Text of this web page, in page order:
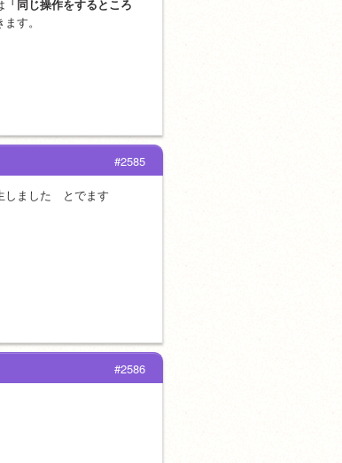
「同じ操作をするところ
す。
#2585
ました　とでます
#2586